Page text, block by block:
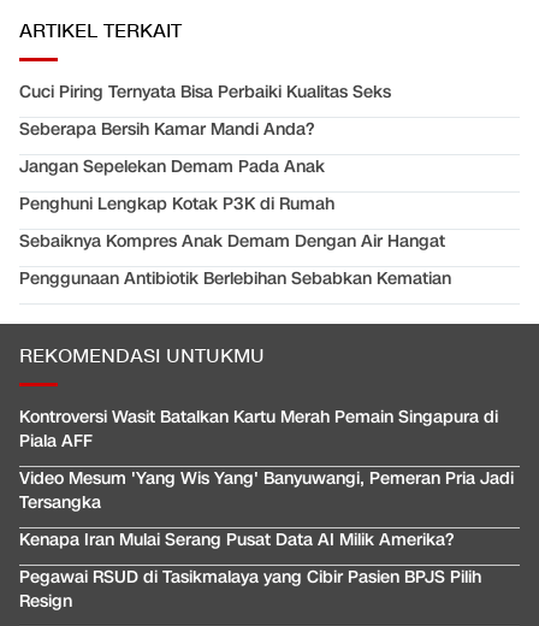
ARTIKEL TERKAIT
Cuci Piring Ternyata Bisa Perbaiki Kualitas Seks
Seberapa Bersih Kamar Mandi Anda?
Jangan Sepelekan Demam Pada Anak
Penghuni Lengkap Kotak P3K di Rumah
Sebaiknya Kompres Anak Demam Dengan Air Hangat
Penggunaan Antibiotik Berlebihan Sebabkan Kematian
REKOMENDASI UNTUKMU
Kontroversi Wasit Batalkan Kartu Merah Pemain Singapura di
Piala AFF
Video Mesum 'Yang Wis Yang' Banyuwangi, Pemeran Pria Jadi
Tersangka
Kenapa Iran Mulai Serang Pusat Data AI Milik Amerika?
Pegawai RSUD di Tasikmalaya yang Cibir Pasien BPJS Pilih
Resign